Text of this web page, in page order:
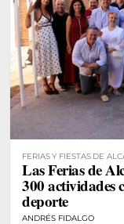
FERIAS Y FIESTAS DE
Las Ferias de
300 actividades
deporte
ANDRÉS FIDALGO